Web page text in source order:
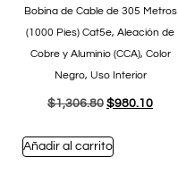
Bobina de Cable de 305 Metros
(1000 Pies) Cat5e, Aleación de
Cobre y Aluminio (CCA), Color
Negro, Uso Interior
$1,306.80 $980.10
Añadir al carrito